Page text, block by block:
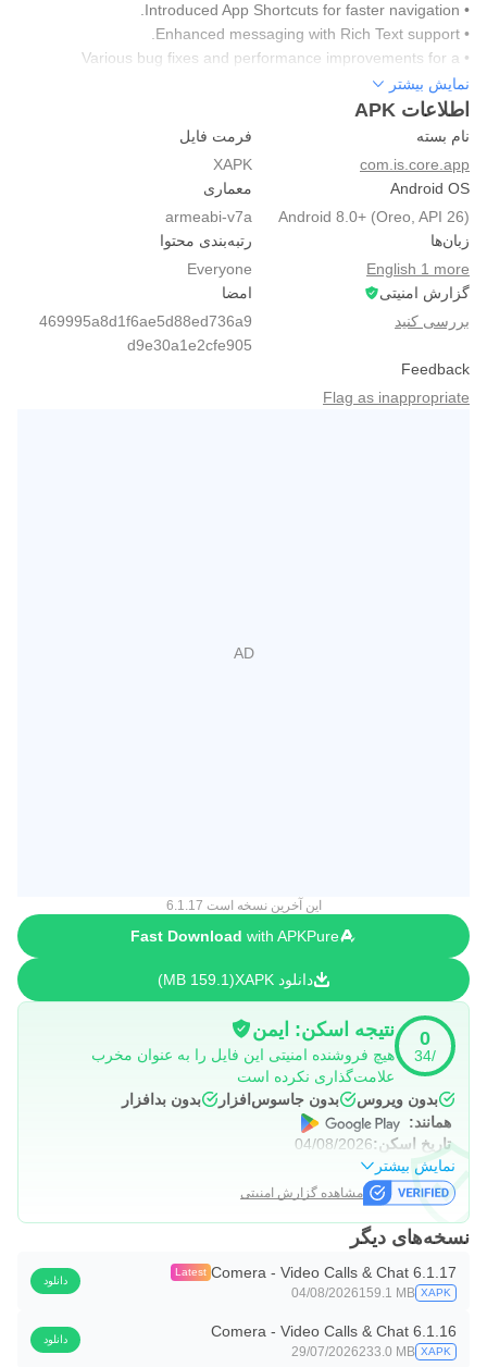
• Introduced App Shortcuts for faster navigation.
• Enhanced messaging with Rich Text support.
• Various bug fixes and performance improvements for a
smoother experience
نمایش بیشتر
اطلاعات APK
نام بسته
com.is.core.app
فرمت فایل
XAPK
Android OS
Android 8.0+ (Oreo, API 26)
معماری
armeabi-v7a
زبان‌ها
English 1 more
رتبه‌بندی محتوا
Everyone
گزارش امنیتی
بررسی کنید
امضا
469995a8d1f6ae5d88ed736a9
d9e30a1e2cfe905
Feedback
Flag as inappropriate
این آخرین نسخه است 6.1.17
Fast Download with APKPure
دانلود XAPK 159.1 MB
0
/34
نتیجه اسکن: ایمن
هیچ فروشنده امنیتی این فایل را به عنوان مخرب
علامت‌گذاری نکرده است
بدون ویروس
بدون جاسوس‌افزار
بدون بدافزار
همانند:
تاریخ اسکن:04/08/2026
نمایش بیشتر
مشاهده گزارش امنیتی
نسخه‌های دیگر
Comera - Video Calls & Chat 6.1.17
Latest
XAPK
159.1 MB
04/08/2026
دانلود
Comera - Video Calls & Chat 6.1.16
XAPK
233.0 MB
29/07/2026
دانلود